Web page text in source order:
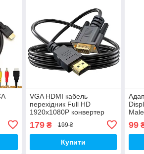
VGA HDMI кабель
перехідник Full HD
1920x1080P конвертер
відеосигналу адаптер для
монітора проектора 1.8
метра
179₴ 199 ₴
Купити
99